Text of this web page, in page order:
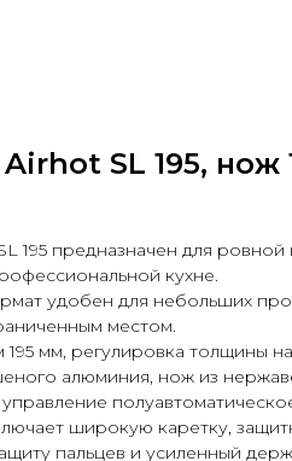
SL 195, нож
195 предназначен для
кухне.
удобен для небольших
местом.
мм, регулировка толщины
алюминия, нож из
широкую каретку,
пальцев и усиленный